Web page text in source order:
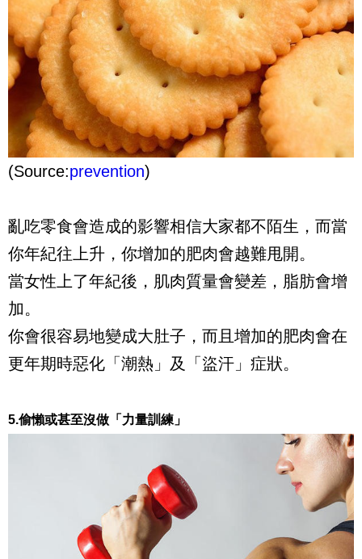
(Source:prevention)
亂吃零食會造成的影響相信大家都不陌生，而當
你年紀往上升，你增加的肥肉會越難甩開。
當女性上了年紀後，肌肉質量會變差，脂肪會增
加。
你會很容易地變成大肚子，而且增加的肥肉會在
更年期時惡化「潮熱」及「盜汗」症狀。
5.偷懶或甚至沒做「力量訓練」